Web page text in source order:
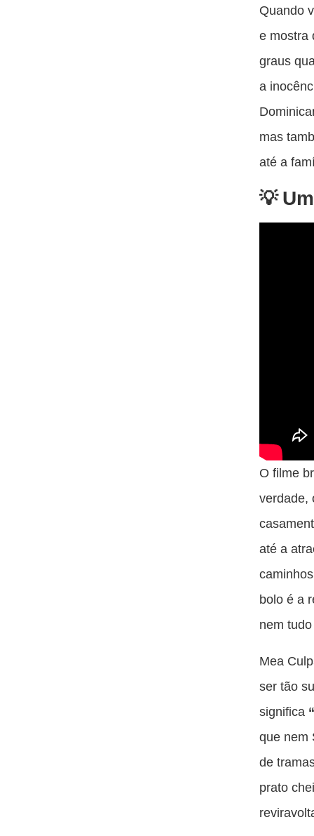
Quando
e mostra
graus
a
mas
até a
O filme
verdade,
até a
bolo é a
nem
Mea
ser tão
significa
que nem
de
prato